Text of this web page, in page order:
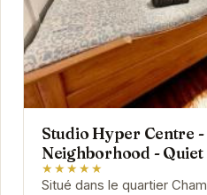
Studio Hyper Centre
Neighborhood - Quiet
★★★★★
Situé dans le quartier